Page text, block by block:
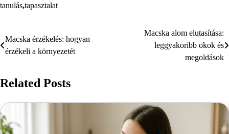
tanulás,tapasztalat
Bejegyzés
navigáció
Macska érzékelés: hogyan
érzékeli a környezetét
Macska alom elutasítása:
leggyakoribb okok és
megoldások
Related Posts